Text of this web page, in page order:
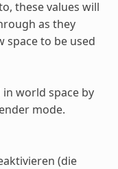
these values will
as they
space to be used
world space by
mode.
(die